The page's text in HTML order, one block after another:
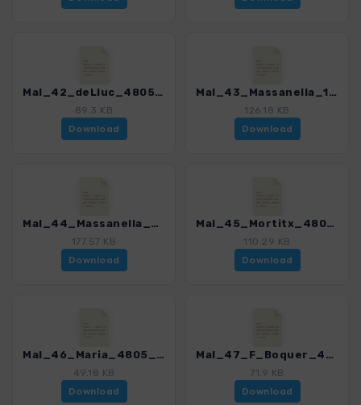
Mal_42_deLluc_4805_4.gpx
89.3 KB
Download
Mal_43_Massanella_1_4805_4.gpx
126.18 KB
Download
Mal_44_Massanella_2_4805_4.gpx
177.57 KB
Download
Mal_45_Mortitx_4805_4.gpx
110.29 KB
Download
Mal_46_Maria_4805_4.gpx
49.18 KB
Download
Mal_47_F_Boquer_4805_4.gpx
71.9 KB
Download